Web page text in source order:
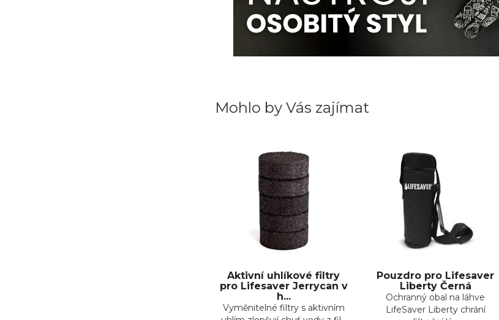
Mohlo by Vás zajímat
Aktivní uhlíkové filtry
pro Lifesaver Jerrycan v
h...
Vyměnitelné filtry s aktivním
Pouzdro pro Lifesaver
Liberty Černá
Ochranný obal na láhve
LifeSaver Liberty chrání